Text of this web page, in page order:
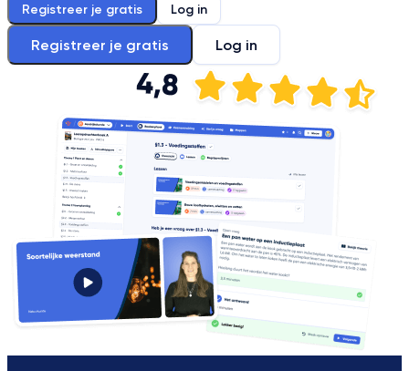
Registreer je gratis Log in
Registreer je gratis Log in